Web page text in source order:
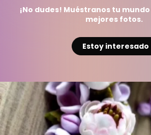
¡No dudes! Muéstranos tu
mejores fotos.
Estoy interesado